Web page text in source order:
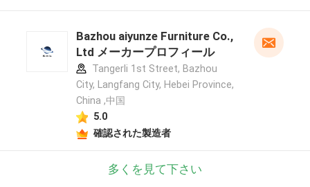
Bazhou aiyunze Furniture Co.,
Ltd メーカープロフィール
Tangerli 1st Street, Bazhou
City, Langfang City, Hebei Province,
China ,中国
5.0
確認された製造者
多くを見て下さい